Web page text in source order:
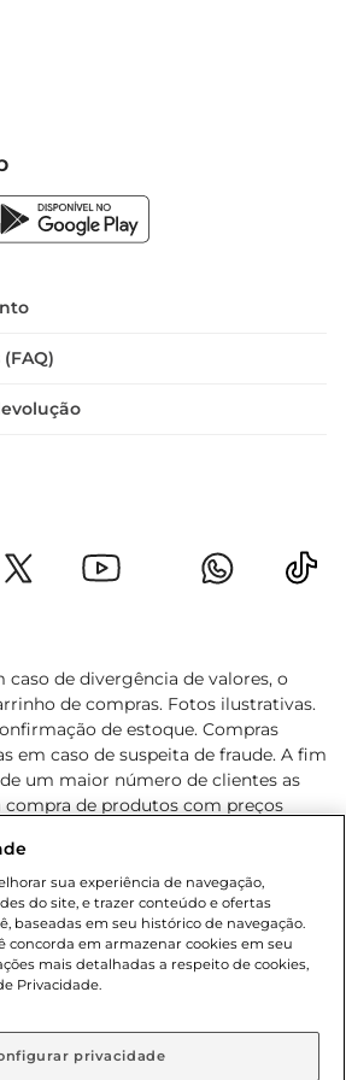
a extensão elétrica Megatron
precisa conectar múltiplos
tempo. O cabo possui 1,5
proporcionando
e flexibilidade na
É compatível com
elétricos, tornandose
para qualquer lar ou
caso de divergência de valores, o
de compras. Fotos ilustrativas.
de estoque. Compras
em caso de suspeita de fraude. A fim
um maior número de clientes as
compra de produtos com preços
e condições são exclusivos para
durante o dia de hoje, podendo
prévia notificação. Proibida a venda
para menores de 18 anos, conforme
inciso II (Estatuto da Criança e do
condições exclusivos para o
para as compras on-line é de
sua experiência de navegação,
do site, e trazer conteúdo e ofertas
baseadas em seu histórico de navegação.
concorda em armazenar cookies em seu
mais detalhadas a respeito de cookies,
Privacidade.
privacidade